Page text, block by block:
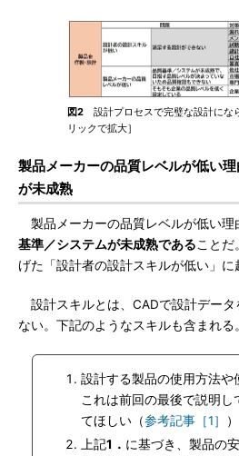
図2 設計プロセスで完璧な設計にな
リックで拡大］
製品メーカーの品質レベルが低い
が未成熟
製品メーカーの品質レベルが低い理
基準／システムが未成熟であることだ
げた「設計者の設計スキルが低い」に
設計スキルとは、CADで設計データ
ない。下記のようなスキルも含まれる。
設計する製品の使用方法や
これは前回の最後で説明し
てほしい（参考記事［1］
）
上記1． に基づき、製品の